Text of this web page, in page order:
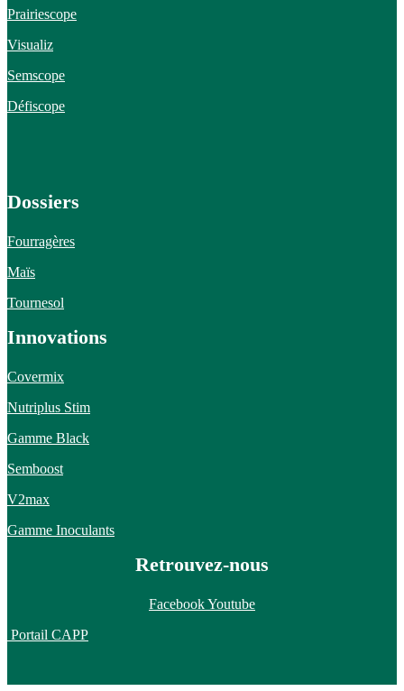
Prairiescope
Visualiz
Semscope
Défiscope
Dossiers
Fourragères
Maïs
Tournesol
Innovations
Covermix
Nutriplus Stim
Gamme Black
Semboost
V2max
Gamme Inoculants
Retrouvez-nous
FacebookYoutube
Portail CAPP